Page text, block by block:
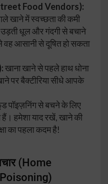
Food Vendors):
खाने में स्वच्छता की कमी
धूल और गंदगी से बचाने
वह आसानी से दूषित हो सकता
खाना खाने से पहले हाथ धोना
पर बैक्टीरिया सीधे आपके
पॉइज़निंग से बचने के लिए
हमेशा याद रखें, खाने की
का पहला कदम है!
(Home